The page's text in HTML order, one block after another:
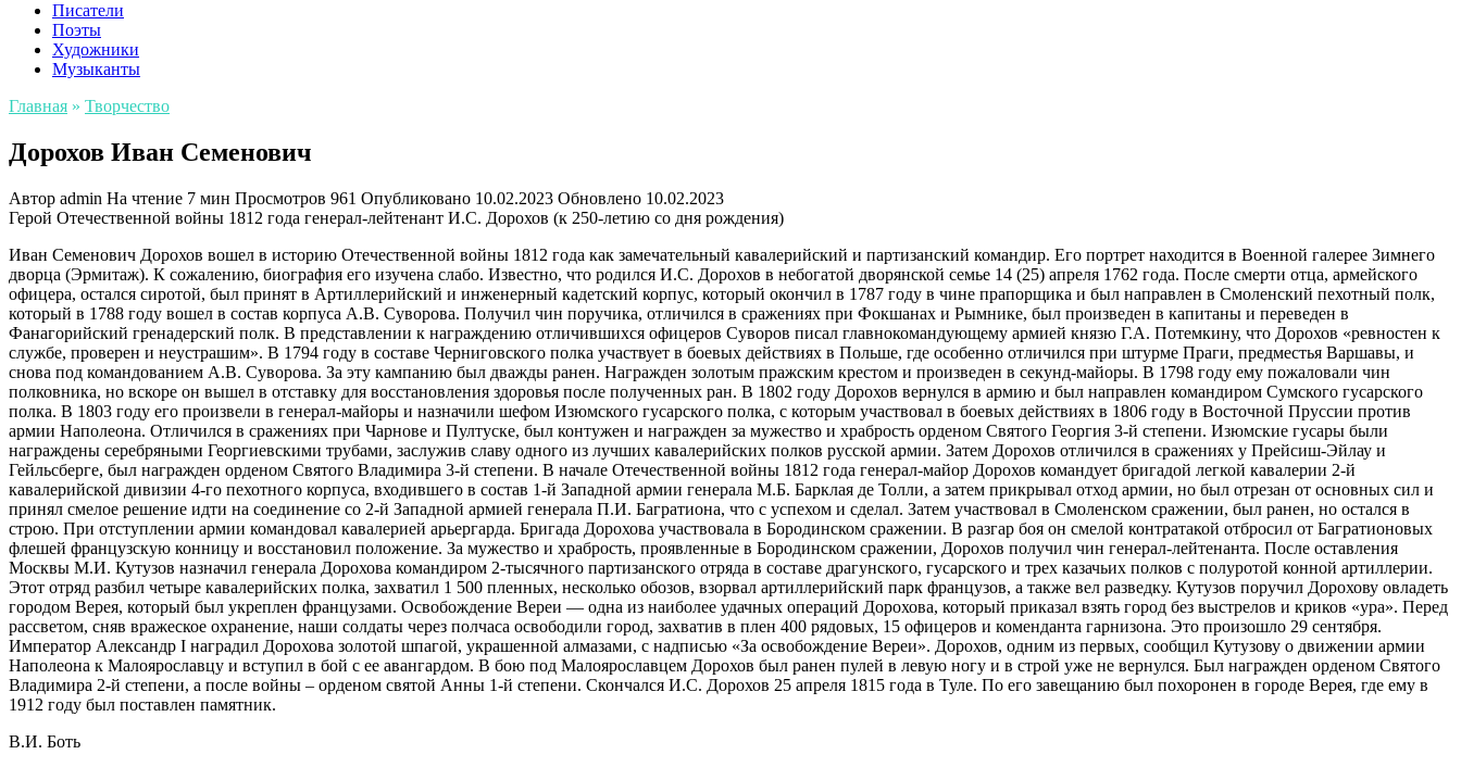
Писатели
Поэты
Художники
Музыканты
Главная » Творчество
Дорохов Иван Семенович
Автор admin На чтение 7 мин Просмотров 961 Опубликовано 10.02.2023 Обновлено 10.02.2023
Герой Отечественной войны 1812 года генерал-лейтенант И.С. Дорохов (к 250-летию со дня рождения)
Иван Семенович Дорохов вошел в историю Отечественной войны 1812 года как замечательный кавалерийский и партизанский командир. Его портрет находится в Военной галерее Зимнего
дворца (Эрмитаж). К сожалению, биография его изучена слабо. Известно, что родился И.С. Дорохов в небогатой дворянской семье 14 (25) апреля 1762 года. После смерти отца, армейского
офицера, остался сиротой, был принят в Артиллерийский и инженерный кадетский корпус, который окончил в 1787 году в чине прапорщика и был направлен в Смоленский пехотный полк,
который в 1788 году вошел в состав корпуса А.В. Суворова. Получил чин поручика, отличился в сражениях при Фокшанах и Рымнике, был произведен в капитаны и переведен в
Фанагорийский гренадерский полк. В представлении к награждению отличившихся офицеров Суворов писал главнокомандующему армией князю Г.А. Потемкину, что Дорохов «ревностен к
службе, проверен и неустрашим». В 1794 году в составе Черниговского полка участвует в боевых действиях в Польше, где особенно отличился при штурме Праги, предместья Варшавы, и
снова под командованием А.В. Суворова. За эту кампанию был дважды ранен. Награжден золотым пражским крестом и произведен в секунд-майоры. В 1798 году ему пожаловали чин
полковника, но вскоре он вышел в отставку для восстановления здоровья после полученных ран. В 1802 году Дорохов вернулся в армию и был направлен командиром Сумского гусарского
полка. В 1803 году его произвели в генерал-майоры и назначили шефом Изюмского гусарского полка, с которым участвовал в боевых действиях в 1806 году в Восточной Пруссии против
армии Наполеона. Отличился в сражениях при Чарнове и Пултуске, был контужен и награжден за мужество и храбрость орденом Святого Георгия 3-й степени. Изюмские гусары были
награждены серебряными Георгиевскими трубами, заслужив славу одного из лучших кавалерийских полков русской армии. Затем Дорохов отличился в сражениях у Прейсиш-Эйлау и
Гейльсберге, был награжден орденом Святого Владимира 3-й степени. В начале Отечественной войны 1812 года генерал-майор Дорохов командует бригадой легкой кавалерии 2-й
кавалерийской дивизии 4-го пехотного корпуса, входившего в состав 1-й Западной армии генерала М.Б. Барклая де Толли, а затем прикрывал отход армии, но был отрезан от основных сил и
принял смелое решение идти на соединение со 2-й Западной армией генерала П.И. Багратиона, что с успехом и сделал. Затем участвовал в Смоленском сражении, был ранен, но остался в
строю. При отступлении армии командовал кавалерией арьергарда. Бригада Дорохова участвовала в Бородинском сражении. В разгар боя он смелой контратакой отбросил от Багратионовых
флешей французскую конницу и восстановил положение. За мужество и храбрость, проявленные в Бородинском сражении, Дорохов получил чин генерал-лейтенанта. После оставления
Москвы М.И. Кутузов назначил генерала Дорохова командиром 2-тысячного партизанского отряда в составе драгунского, гусарского и трех казачьих полков с полуротой конной артиллерии.
Этот отряд разбил четыре кавалерийских полка, захватил 1 500 пленных, несколько обозов, взорвал артиллерийский парк французов, а также вел разведку. Кутузов поручил Дорохову овладеть
городом Верея, который был укреплен французами. Освобождение Вереи — одна из наиболее удачных операций Дорохова, который приказал взять город без выстрелов и криков «ура». Перед
рассветом, сняв вражеское охранение, наши солдаты через полчаса освободили город, захватив в плен 400 рядовых, 15 офицеров и коменданта гарнизона. Это произошло 29 сентября.
Император Александр I наградил Дорохова золотой шпагой, украшенной алмазами, с надписью «За освобождение Вереи». Дорохов, одним из первых, сообщил Кутузову о движении армии
Наполеона к Малоярославцу и вступил в бой с ее авангардом. В бою под Малоярославцем Дорохов был ранен пулей в левую ногу и в строй уже не вернулся. Был награжден орденом Святого
Владимира 2-й степени, а после войны – орденом святой Анны 1-й степени. Скончался И.С. Дорохов 25 апреля 1815 года в Туле. По его завещанию был похоронен в городе Верея, где ему в
1912 году был поставлен памятник.
В.И. Боть